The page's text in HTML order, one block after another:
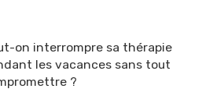
on interrompre sa thérapie
les vacances sans tout
?